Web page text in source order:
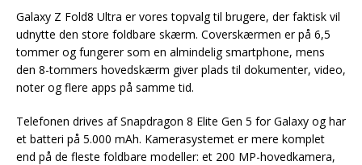
Galaxy Z Fold8 Ultra er vores topvalg til brugere, der faktisk vil
udnytte den store foldbare skærm. Coverskærmen er på 6,5
tommer og fungerer som en almindelig smartphone, mens
den 8-tommers hovedskærm giver plads til dokumenter, video,
noter og flere apps på samme tid.
Telefonen drives af Snapdragon 8 Elite Gen 5 for Galaxy og har
et batteri på 5.000 mAh. Kamerasystemet er mere komplet
end på de fleste foldbare modeller: et 200 MP-hovedkamera,